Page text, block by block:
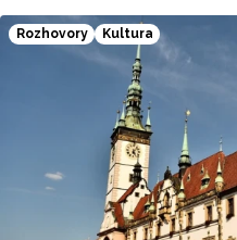
Většina programu se
koncerty Večerní pohody
sdělila v podcastu Radia
referentka oddělení
města Olomouce Anna
Rozhovory Kultura